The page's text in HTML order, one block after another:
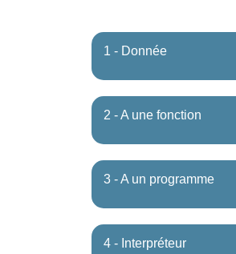
1 - Donnée
2 - A une fonction
3 - A un programme
4 - Interpréteur